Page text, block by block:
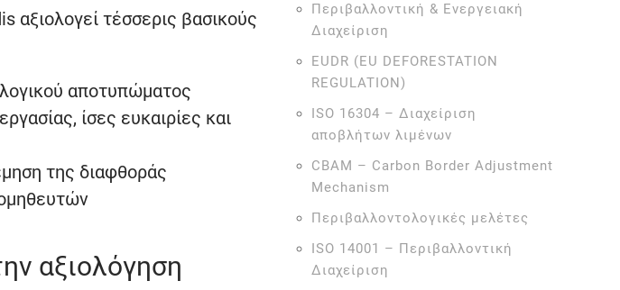
τέσσερις βασικούς
αποτυπώματος
ίσες ευκαιρίες και
της διαφθοράς
αξιολόγηση
Περιβαλλοντική & Ενεργειακή
Διαχείριση
EUDR (EU DEFORESTATION
REGULATION)
ISO 16304 – Διαχείριση
αποβλήτων λιμένων
CBAM – Carbon Border Adjustment
Mechanism
Περιβαλλοντολογικές μελέτες
ISO 14001 – Περιβαλλοντική
Διαχείριση